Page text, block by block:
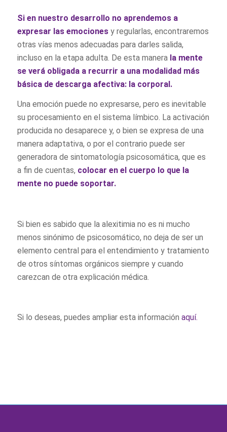
Si en nuestro desarrollo no aprendemos a
expresar las emocionesy regularlas, encontraremos
otras vías menos adecuadas para darles salida,
incluso en la etapa adulta. De esta manerala mente
se verá obligada a recurrir a una modalidad más
básica de descarga afectiva: la corporal.
Una emoción puede no expresarse, pero es inevitable
su procesamiento en el sistema límbico. La activación
producida no desaparece y, o bien se expresa de una
manera adaptativa, o por el contrario puede ser
generadora de sintomatología psicosomática, que es
a fin de cuentas, colocar en el cuerpo lo que la
mente no puede soportar.
Si bien es sabido que la alexitimia no es ni mucho
menos sinónimo de psicosomático, no deja de ser un
elemento central para el entendimiento y tratamiento
de otros síntomas orgánicos siempre y cuando
carezcan de otra explicación médica.
Si lo deseas, puedes ampliar esta información aquí.